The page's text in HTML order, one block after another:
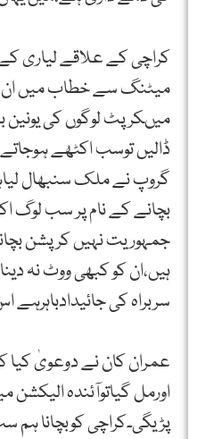
کراچی کے علاقے لیاری کے
میٹنگ سے خطاب میں ان
میںکرپٹ لوگوں کی یونین
ڈالیں توسب اکٹھے
گروپ نے ملک سنبھال
بچانے کے نام پر سب لوگ
جمہوریت نہیں کرپشن
ہیں،ان کو کبھی ووٹ نہ
سربراہ کی جائیدادباہرہے
عمران کان نے دوعویٰ
اورمل گیاتوآئندہ
پڑیگی۔کراچی کوبچانا